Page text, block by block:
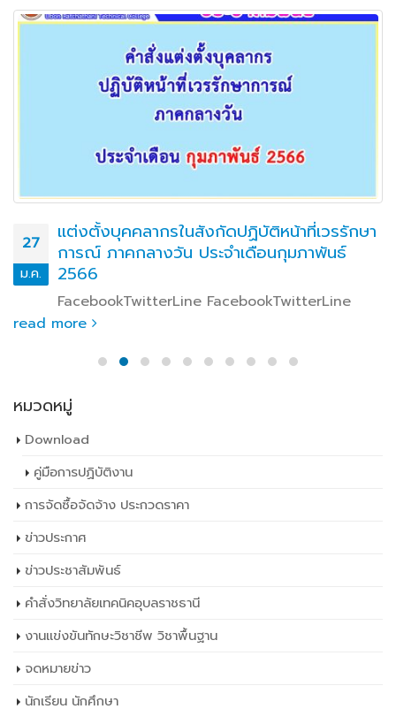
27
ม.ค.
แต่งตั้งบุคคลากรในสังกัดปฏิบัติหน้าที่เวรรักษา
การณ์ ภาคกลางวัน ประจำเดือนกุมภาพันธ์
2566
FacebookTwitterLine FacebookTwitterLine
read more
หมวดหมู่
Download
คู่มือการปฏิบัติงาน
การจัดซื้อจัดจ้าง ประกวดราคา
ข่าวประกาศ
ข่าวประชาสัมพันธ์
คำสั่งวิทยาลัยเทคนิคอุบลราชธานี
งานแข่งขันทักษะวิชาชีพ วิชาพื้นฐาน
จดหมายข่าว
นักเรียน นักศึกษา